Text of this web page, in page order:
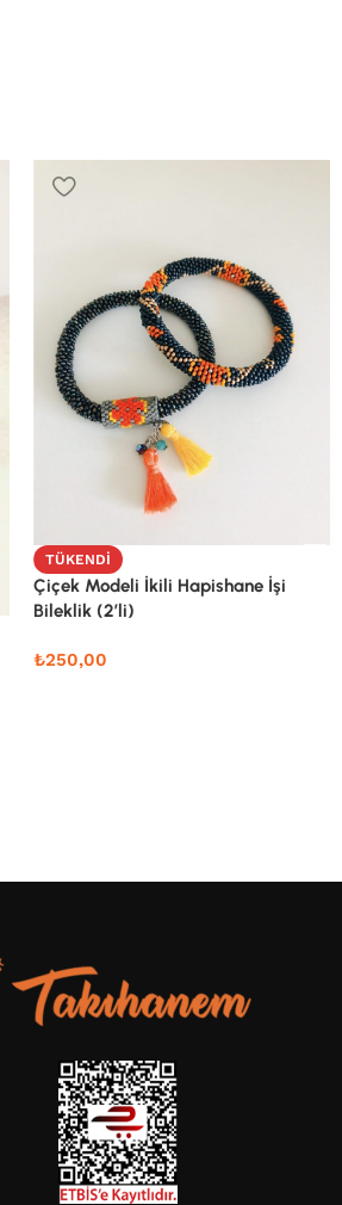
TÜKENDI
Çiçek Modeli İkili Hapishane İşi
Bileklik (2’li)
₺250,00